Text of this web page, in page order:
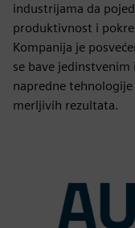
industrijama da
produktivnost i
Kompanija je
se bave
napredne
merljivih rezultata.